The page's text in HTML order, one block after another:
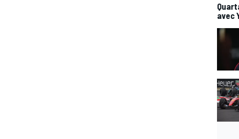
avec